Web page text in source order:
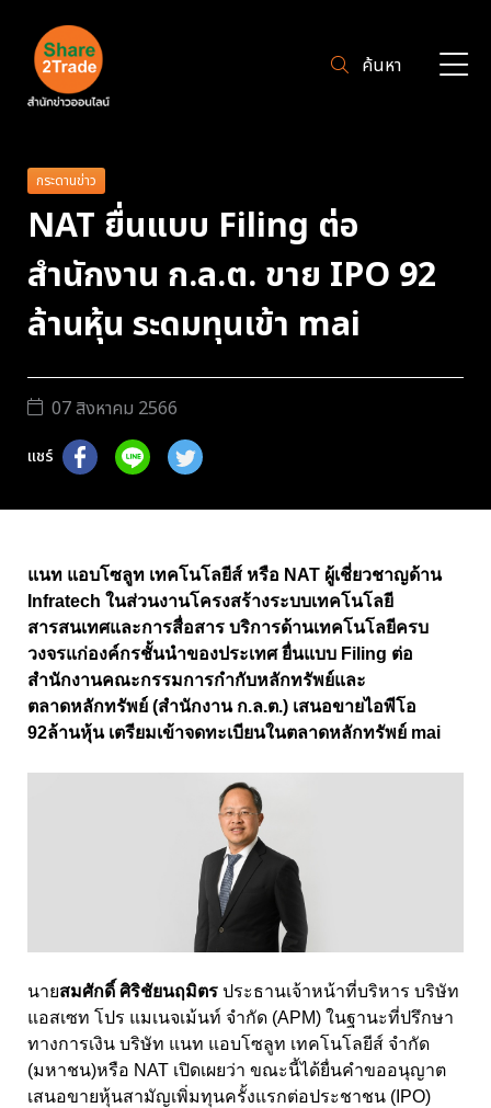
ค้นหา
กระดานข่าว
NAT ยื่นแบบ Filing ต่อ
สำนักงาน ก.ล.ต. ขาย IPO 92
ล้านหุ้น ระดมทุนเข้า mai
07 สิงหาคม 2566
แชร์
แนท แอบโซลูท เทคโนโลยีส์ หรือ NAT ผู้เชี่ยวชาญด้าน
Infratech ในส่วนงานโครงสร้างระบบเทคโนโลยี
สารสนเทศและการสื่อสาร บริการด้านเทคโนโลยีครบ
วงจรแก่องค์กรชั้นนำของประเทศ ยื่นแบบ Filing ต่อ
สำนักงานคณะกรรมการกำกับหลักทรัพย์และ
ตลาดหลักทรัพย์ (สำนักงาน ก.ล.ต.) เสนอขายไอพีโอ
92ล้านหุ้น เตรียมเข้าจดทะเบียนในตลาดหลักทรัพย์ mai
นายสมศักดิ์ ศิริชัยนฤมิตร ประธานเจ้าหน้าที่บริหาร บริษัท
แอสเซท โปร แมเนจเม้นท์ จำกัด (APM) ในฐานะที่ปรึกษา
ทางการเงิน บริษัท แนท แอบโซลูท เทคโนโลยีส์ จำกัด
(มหาชน)หรือ NAT เปิดเผยว่า ขณะนี้ได้ยื่นคำขออนุญาต
เสนอขายหุ้นสามัญเพิ่มทุนครั้งแรกต่อประชาชน (IPO)